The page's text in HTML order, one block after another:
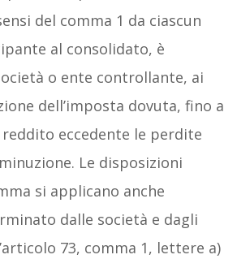
del comma 1 da ciascun
al consolidato, è
o ente controllante, ai
dell’imposta dovuta, fino a
eccedente le perdite
Le disposizioni
si applicano anche
dalle società e dagli
73, comma 1, lettere a)